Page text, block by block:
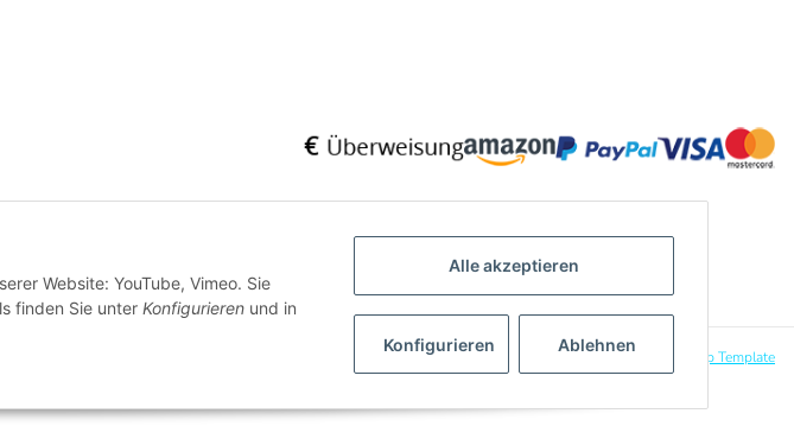
Website: YouTube, Vimeo. Sie
finden Sie unter Konfigurieren und in
Alle akzeptieren
Konfigurieren Ablehnen
Powered by JTL-Shop|CLEARIX JTL-Shop Template